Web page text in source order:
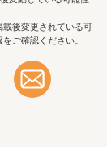
後変更されている可
ご確認ください。